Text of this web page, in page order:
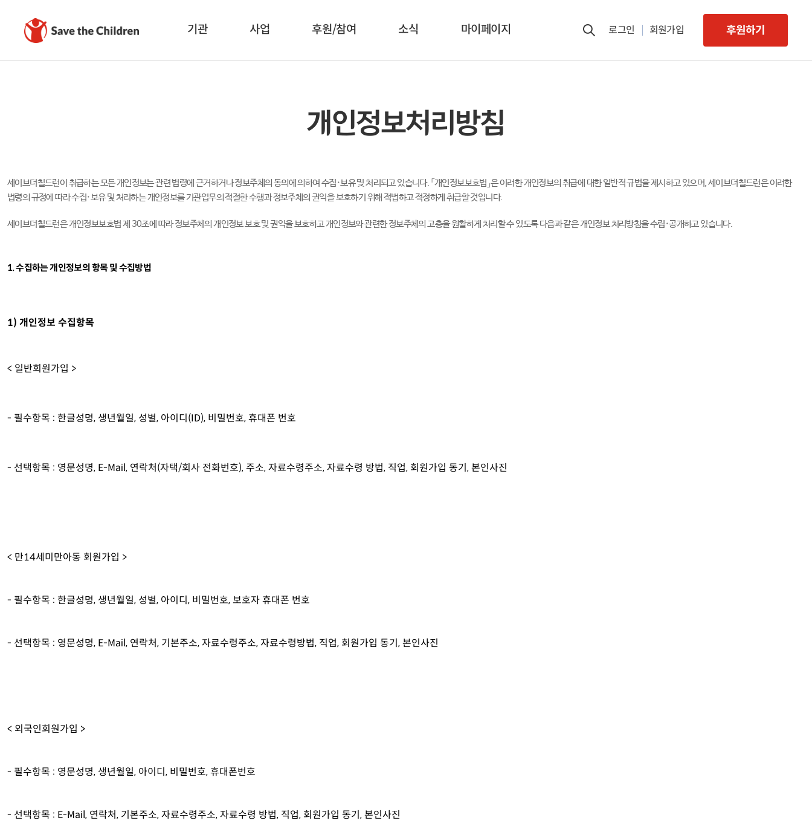
기관 사업 후원/참여 소식 마이페이지 로그인 회원가입 후원하기
개인정보처리방침
세이브더칠드런이 취급하는 모든 개인정보는 관련 법령에 근거하거나 정보주체의 동의에 의하여 수집·보유 및 처리되고 있습니다. 「개인정보보호법」은 이러한 개인정보의 취급에 대한 일반적 규범을 제시하고 있으며, 세이브더칠드런은 이러한
법령의 규정에 따라 수집·보유 및 처리하는 개인정보를 기관업무의 적절한 수행과 정보주체의 권익을 보호하기 위해 적법하고 적정하게 취급할 것입니다.
세이브더칠드런은 개인정보보호법 제 30조에 따라 정보주체의 개인정보 보호 및 권익을 보호하고 개인정보와 관련한 정보주체의 고충을 원활하게 처리할 수 있도록 다음과 같은 개인정보 처리방침을 수립·공개하고 있습니다.
1. 수집하는 개인정보의 항목 및 수집방법
1) 개인정보 수집항목
< 일반회원가입 >
- 필수항목 : 한글성명, 생년월일, 성별, 아이디(ID), 비밀번호, 휴대폰 번호
- 선택항목 : 영문성명, E-Mail, 연락처(자택/회사 전화번호), 주소, 자료수령주소, 자료수령 방법, 직업, 회원가입 동기, 본인사진
< 만14세미만아동 회원가입 >
- 필수항목 : 한글성명, 생년월일, 성별, 아이디, 비밀번호, 보호자 휴대폰 번호
- 선택항목 : 영문성명, E-Mail, 연락처, 기본주소, 자료수령주소, 자료수령방법, 직업, 회원가입 동기, 본인사진
< 외국인회원가입 >
- 필수항목 : 영문성명, 생년월일, 아이디, 비밀번호, 휴대폰번호
- 선택항목 : E-Mail, 연락처, 기본주소, 자료수령주소, 자료수령 방법, 직업, 회원가입 동기, 본인사진